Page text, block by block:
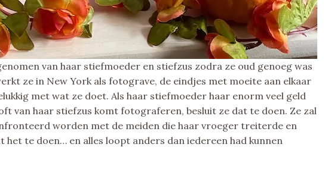
van haar stiefmoeder en stiefzus zodra ze oud genoeg was
ze in New York als fotograve, de eindjes met moeite aan elkaar
met wat ze doet. Als haar stiefmoeder haar enorm veel geld
van haar stiefzus komt fotograferen, besluit ze dat te doen. Ze zal
worden met de meiden die haar vroeger treiterde en
het te doen… en alles loopt anders dan iedereen had kunnen